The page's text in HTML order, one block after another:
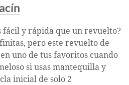
fácil y rápida que un revuelto?
pero este revuelto de
uno de tus favoritos cuando
si usas mantequilla y
inicial de solo 2